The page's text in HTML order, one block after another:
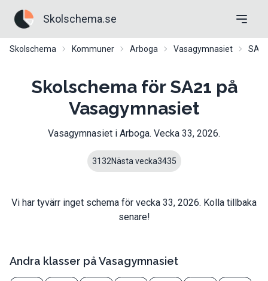
Skolschema.se
Skolschema Kommuner Arboga Vasagymnasiet
Skolschema för SA21 på
Vasagymnasiet
Vasagymnasiet i Arboga. Vecka 33, 2026.
3132Nästa vecka3435
Vi har tyvärr inget schema för vecka 33, 2026. Kolla tillbaka
senare!
Andra klasser påVasagymnasiet